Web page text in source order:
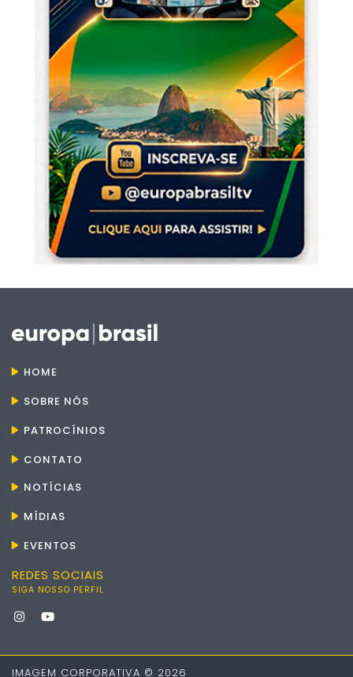
HOME
SOBRE NÓS
PATROCÍNIOS
CONTATO
NOTÍCIAS
MÍDIAS
EVENTOS
REDES SOCIAIS
SIGA NOSSO PERFIL
IMAGEM CORPORATIVA © 2026